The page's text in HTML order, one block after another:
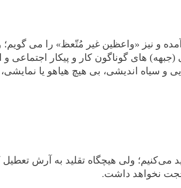
و نیز «واعظین غیر مُتّعظ» را می گویم؛
های گوناگون کار و پیکار اجتماعی و
و سیاه اندیشی، بی هیچ هیاهو یا
می‌‌کنیم؛ ولی‌ هیچگاه تقلید به آرش
حجت نخواهد داشت.